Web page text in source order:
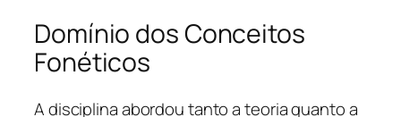
Domínio dos Conceitos
Fonéticos
A disciplina abordou tanto a teoria quanto a